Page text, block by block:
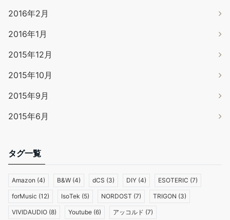
2016年2月
2016年1月
2015年12月
2015年10月
2015年9月
2015年6月
タグ一覧
Amazon (4) B&W (4) dCS (3) DIY (4) ESOTERIC (7)
forMusic (12) IsoTek (5) NORDOST (7) TRIGON (3)
VIVIDAUDIO (8) Youtube (6) アッコルド (7)